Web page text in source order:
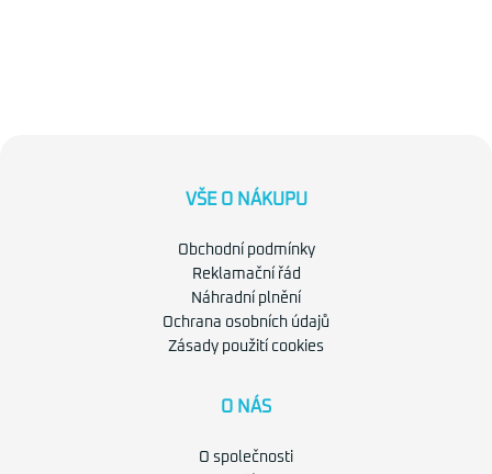
VŠE O NÁKUPU
Obchodní podmínky
Reklamační řád
Náhradní plnění
Ochrana osobních údajů
Zásady použití cookies
O NÁS
O společnosti